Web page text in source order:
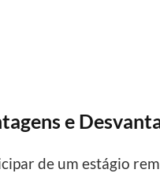
e
de um estágio